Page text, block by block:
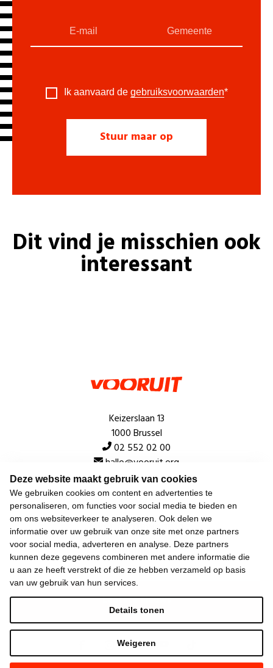
Deze website maakt gebruik van cookies
We gebruiken cookies om content en advertenties te
personaliseren, om functies voor social media te bieden en
om ons websiteverkeer te analyseren. Ook delen we
informatie over uw gebruik van onze site met onze partners
voor social media, adverteren en analyse. Deze partners
kunnen deze gegevens combineren met andere informatie die
u aan ze heeft verstrekt of die ze hebben verzameld op basis
van uw gebruik van hun services.
Weigeren
Details tonen
Ik aanvaard de gebruiksvoorwaarden*
Dit vind je misschien ook
interessant
Keizerslaan 13
1000 Brussel
02 552 02 00
hallo@vooruit.org
Snel
Over de beweging
Algemeen
Laatste nieuws